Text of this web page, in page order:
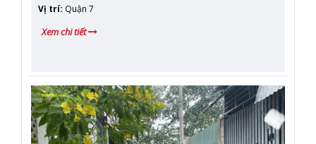
Vị trí: Quận 7
Xem chi tiết